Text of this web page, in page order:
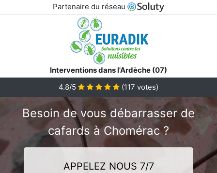
Partenaire du réseau
Interventions dans l'Ardèche (07)
4.8/5 (117 votes)
Besoin de vous débarrasser de
cafards à Chomérac ?
APPELEZ NOUS 7/7